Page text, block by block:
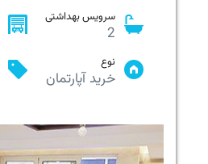
سرویس بهداشتی
2
نوع
خرید آپارتمان